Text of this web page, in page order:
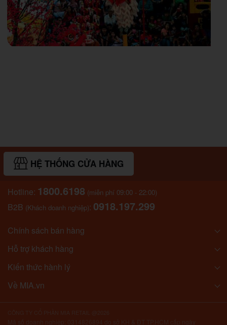
HỆ THỐNG CỬA HÀNG
Hotline: 1800.6198 (miễn phí 09:00 - 22:00)
B2B (Khách doanh nghiệp): 0918.197.299
Chính sách bán hàng
Hỗ trợ khách hàng
Kiến thức hành lý
Về MIA.vn